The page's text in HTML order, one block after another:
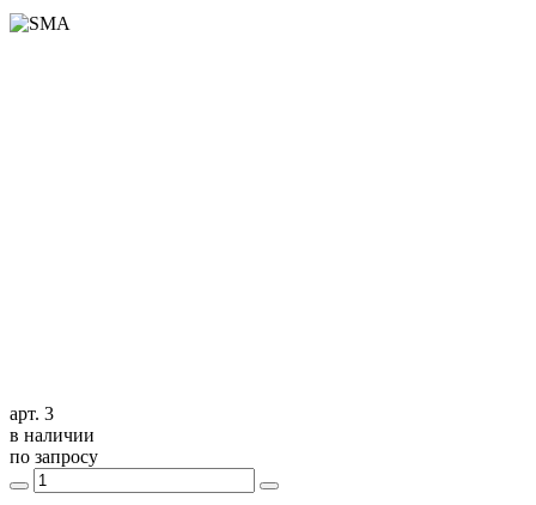
арт. 3
в наличии
по запросу